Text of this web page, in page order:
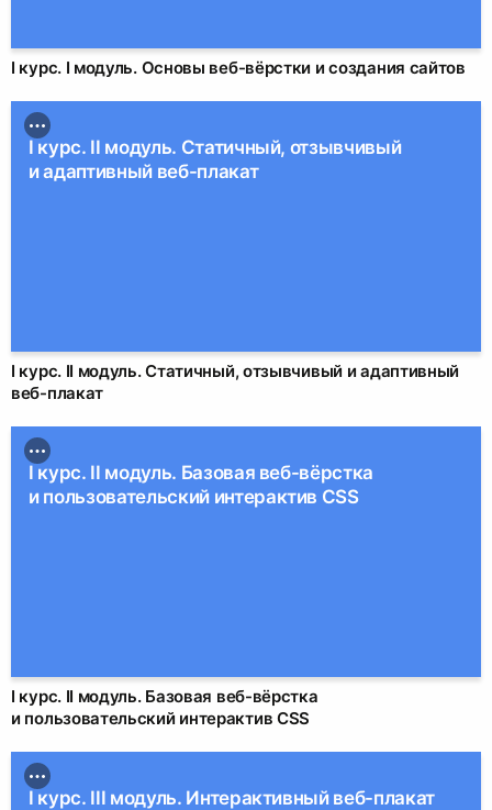
I курс. I модуль. Основы веб-вёрстки и создания сайтов
I курс. II модуль. Статичный, отзывчивый
и адаптивный веб-плакат
I курс. II модуль. Статичный, отзывчивый и адаптивный
веб-плакат
I курс. II модуль. Базовая веб-вёрстка
и пользовательский интерактив CSS
I курс. II модуль. Базовая веб-вёрстка
и пользовательский интерактив CSS
I курс. III модуль. Интерактивный веб-плакат